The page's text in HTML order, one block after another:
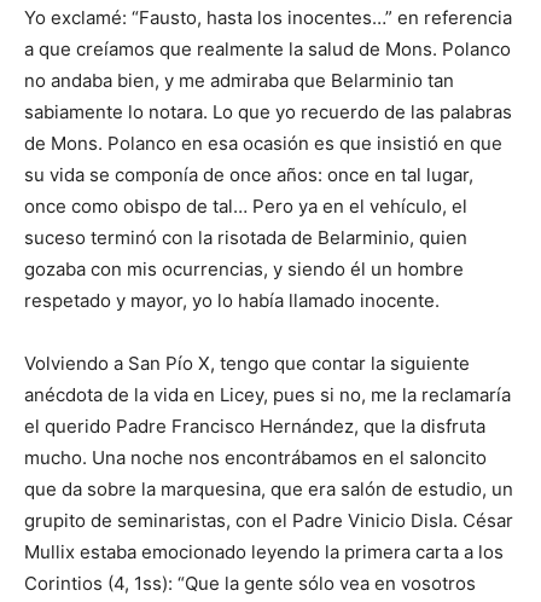
Yo exclamé: “Fausto, hasta los inocentes…” en referencia
a que creíamos que realmente la salud de Mons. Polanco
no andaba bien, y me admiraba que Belarminio tan
sabiamente lo notara. Lo que yo recuerdo de las palabras
de Mons. Polanco en esa ocasión es que insistió en que
su vida se componía de once años: once en tal lugar,
once como obispo de tal… Pero ya en el vehículo, el
suceso terminó con la risotada de Belarminio, quien
gozaba con mis ocurrencias, y siendo él un hombre
respetado y mayor, yo lo había llamado inocente.
Volviendo a San Pío X, tengo que contar la siguiente
anécdota de la vida en Licey, pues si no, me la reclamaría
el querido Padre Francisco Hernández, que la disfruta
mucho. Una noche nos encontrábamos en el saloncito
que da sobre la marquesina, que era salón de estudio, un
grupito de seminaristas, con el Padre Vinicio Disla. César
Mullix estaba emocionado leyendo la primera carta a los
Corintios (4, 1ss): “Que la gente sólo vea en vosotros